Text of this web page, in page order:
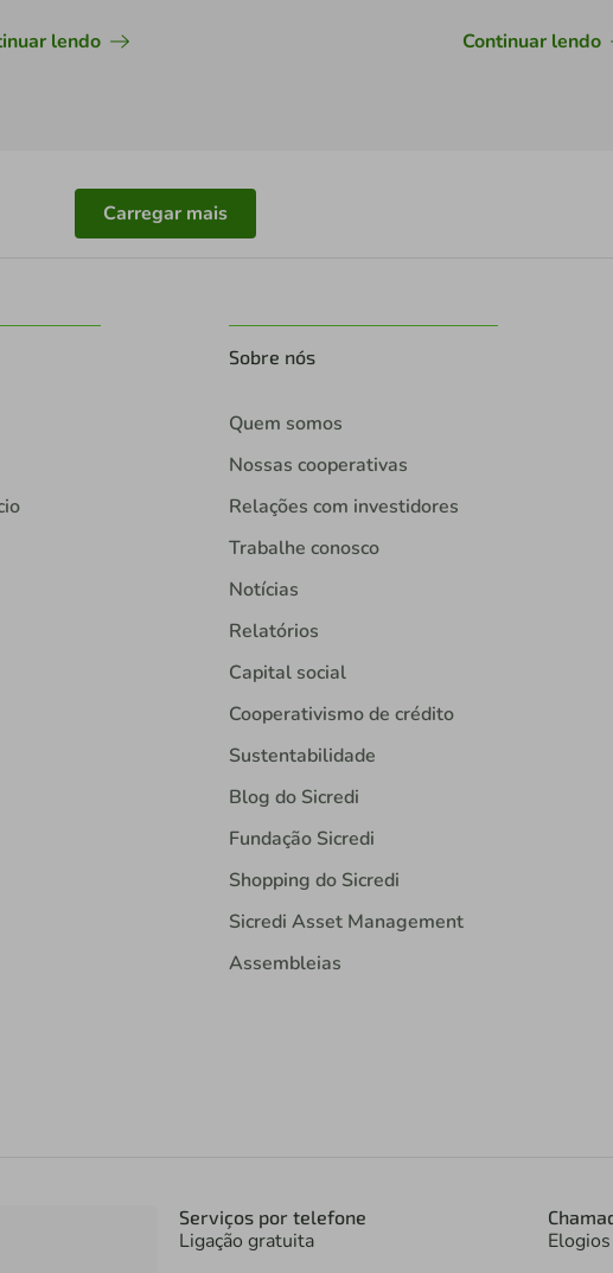
lendo
Continuar lendo
Carregar mais
Sobre nós
Quem somos
Nossas cooperativas
Relações com investidores
Trabalhe conosco
Notícias
Relatórios
Capital social
Cooperativismo de crédito
Sustentabilidade
Blog do Sicredi
Fundação Sicredi
Shopping do Sicredi
Sicredi Asset Management
Assembleias
Serviços por telefone
Ligação gratuita